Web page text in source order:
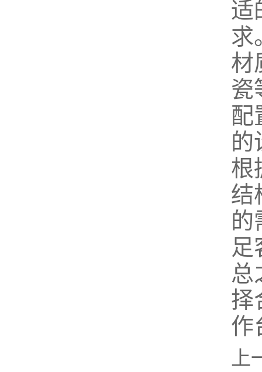
适
求
材
瓷
配
的
根
结
的
足
总
择
作